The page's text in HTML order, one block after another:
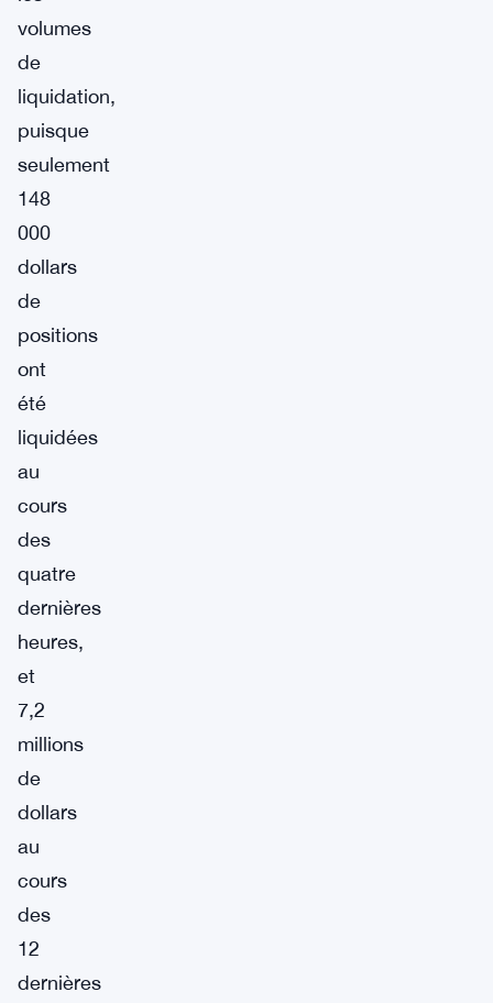
volumes
de
liquidation,
puisque
seulement
148
000
dollars
de
positions
ont
été
liquidées
au
cours
des
quatre
dernières
heures,
et
7,2
millions
de
dollars
au
cours
des
12
dernières